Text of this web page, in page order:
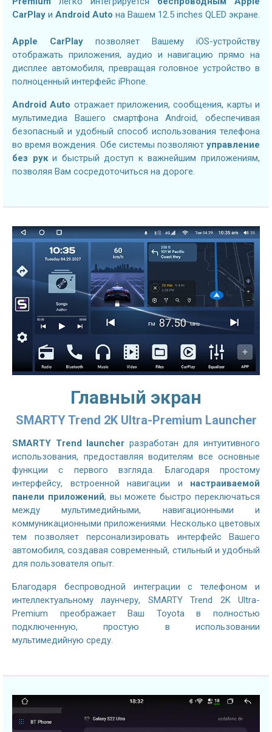
CarPlay и Android Auto на Вашем 12.5 inches QLED экране.
Apple CarPlay позволяет Вашему iOS-устройству
отображать приложения, аудио и навигацию прямо на
дисплее автомобиля, превращая головное устройство в
полноценный интерфейс iPhone.
Android Auto отражает приложения, сообщения, карты и
мультимедиа Вашего смартфона Android, обеспечивая
безопасный и удобный способ использования телефона
во время вождения. Обе системы позволяют управление
без руки быстрый доступ к важнейшим приложениям,
позволяя Вам сосредоточиться на дороге.
Главный экран
SMARTY Trend 2K Ultra-Premium Launcher
SMARTY Trend launcher разработан для интуитивного
использования, предоставляя водителям все основные
функции с первого взгляда. Благодаря простому
интерфейсу, встроенной навигации и настраиваемой
панели приложений, вы можете быстро переключаться
между мультимедийными, навигационными и
коммуникационными приложениями. Несколько цветовых
тем позволяет персонализировать интерфейс Вашего
автомобиля, создавая современный, стильный и удобный
для пользователя опыт.
Благодаря беспроводной интеграции с телефоном и
интеллектуальному лаунчеру, SMARTY Trend 2K Ultra-
Premium преображает Ваш Toyota в полностью
подключенную, простую в использовании
мультимедийную среду.